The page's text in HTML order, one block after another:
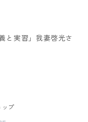
と実習」我妻啓光さ
プ